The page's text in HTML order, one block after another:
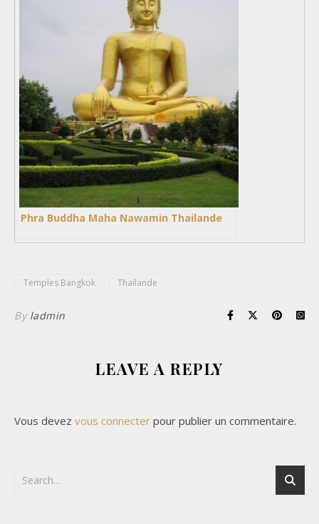
Phra Buddha Maha Nawamin Thailande
Temples Bangkok Thaïlande
By ladmin
LEAVE A REPLY
Vous devez vous connecter pour publier un commentaire.